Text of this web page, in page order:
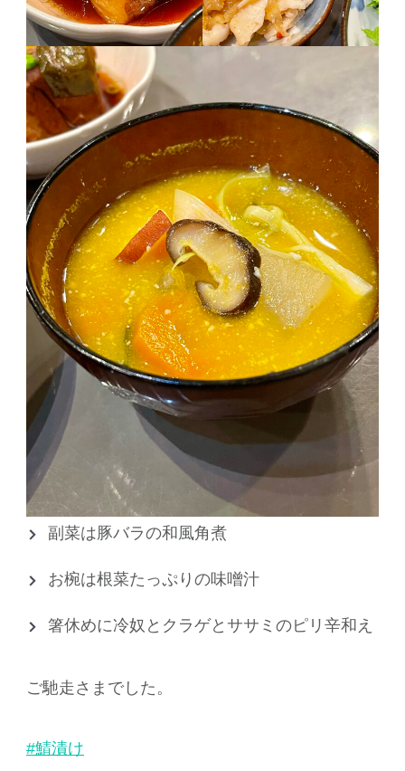
副菜は豚バラの和風角煮
お椀は根菜たっぷりの味噌汁
箸休めに冷奴とクラゲとササミのピリ辛和え
ご馳走さまでした。
#鯖漬け